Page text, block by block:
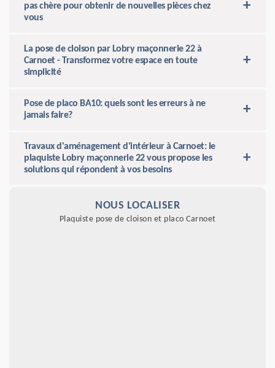
pas chère pour obtenir de nouvelles pièces chez
vous
La pose de cloison par Lobry maçonnerie 22 à
Carnoet - Transformez votre espace en toute
simplicité
Pose de placo BA10: quels sont les erreurs à ne
jamais faire?
Travaux d'aménagement d'intérieur à Carnoet: le
plaquiste Lobry maçonnerie 22 vous propose les
solutions qui répondent à vos besoins
NOUS LOCALISER
Plaquiste pose de cloison et placo Carnoet